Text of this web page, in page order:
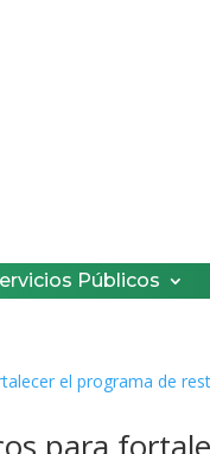
Públicos